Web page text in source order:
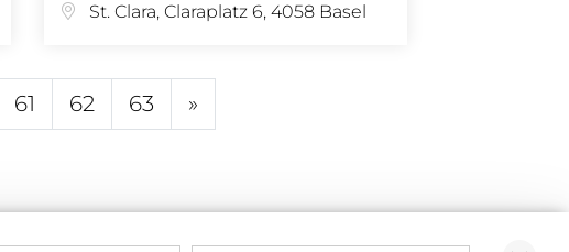
St. Clara, Claraplatz 6, 4058 Basel
61 62 63 »